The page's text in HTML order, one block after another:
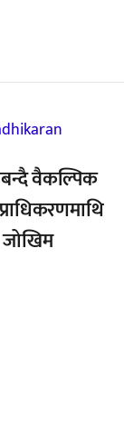
वैकल्पिक
जोखिम